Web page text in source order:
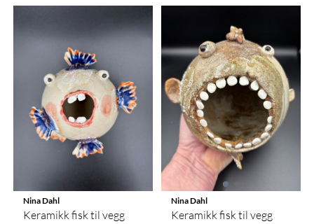
Nina Dahl
Keramikk fisk til vegg
Nina Dahl
Keramikk fisk til vegg